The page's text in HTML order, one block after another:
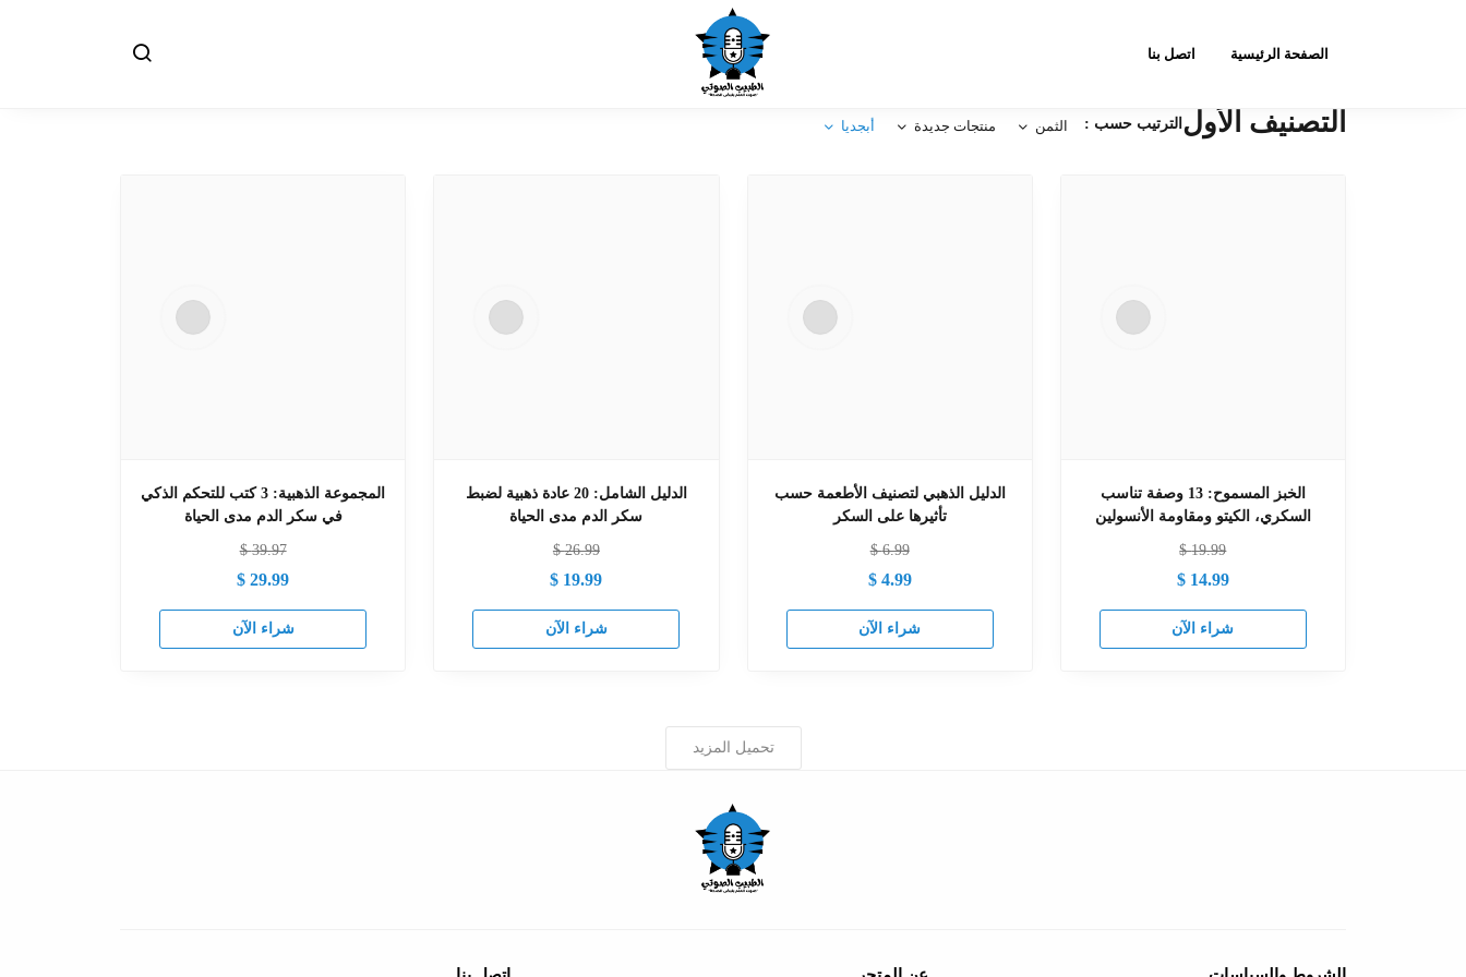
الصفحة الرئيسية اتصل بنا
التصنيف الأول الترتيب حسب : الثمن منتجات جديدة أبجديا
الخبز المسموح: 13 وصفة تناسب
السكري، الكيتو ومقاومة الأنسولين
19.99
$
14.99
$
شراء الآن
الدليل الذهبي لتصنيف الأطعمة حسب
تأثيرها على السكر
6.99
$
4.99
$
شراء الآن
الدليل الشامل: 20 عادة ذهبية لضبط
سكر الدم مدى الحياة
26.99
$
19.99
$
شراء الآن
‏المجموعة الذهبية: 3 كتب للتحكم الذكي
في سكر الدم مدى الحياة
39.97
$
29.99
$
شراء الآن
تحميل المزيد